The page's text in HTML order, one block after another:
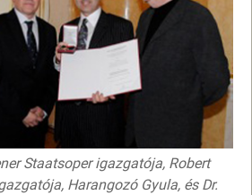
Staatsoper igazgatója, Robert
Harangozó Gyula, és Dr.